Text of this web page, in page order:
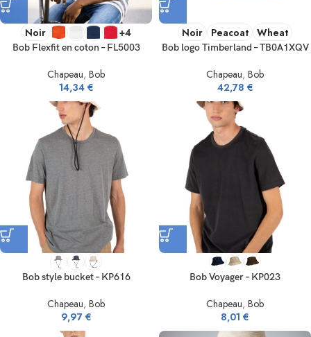
Noir +4
Bob Flexfit en coton – FL5003
Chapeau, Bob
14,34 €
Noir Peacoat Wheat
Bob logo Timberland – TB0A1XQV
Chapeau, Bob
42,78 €
Bob style bucket – KP616
Chapeau, Bob
9,97 €
Bob Voyager – KP023
Chapeau, Bob
8,01 €